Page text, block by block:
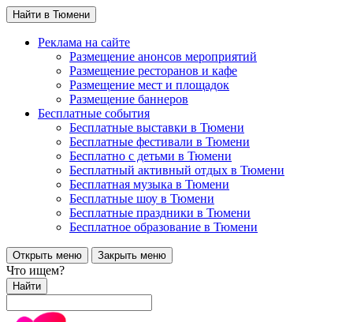
Найти в Тюмени
Реклама на сайте
Размещение анонсов мероприятий
Размещение ресторанов и кафе
Размещение мест и площадок
Размещение баннеров
Бесплатные события
Бесплатные выставки в Тюмени
Бесплатные фестивали в Тюмени
Бесплатно с детьми в Тюмени
Бесплатный активный отдых в Тюмени
Бесплатная музыка в Тюмени
Бесплатные шоу в Тюмени
Бесплатные праздники в Тюмени
Бесплатное образование в Тюмени
Открыть меню Закрыть меню
Что ищем?
Найти